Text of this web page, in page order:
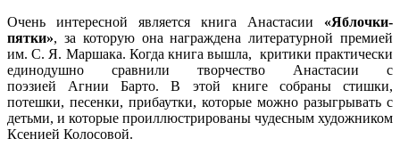
Очень интересной является книга Анастасии «Яблочки-
пятки», за которую она награждена литературной премией
им. С. Я. Маршака. Когда книга вышла, критики практически
единодушно сравнили творчество Анастасии с
поэзией Агнии Барто. В этой книге собраны стишки,
потешки, песенки, прибаутки, которые можно разыгрывать с
детьми, и которые проиллюстрированы чудесным художником
Ксенией Колосовой.